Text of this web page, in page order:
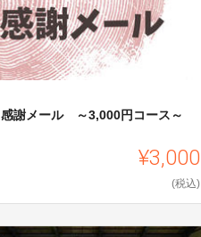
感謝メール ～3,000円コース～
¥3,000
(税込)